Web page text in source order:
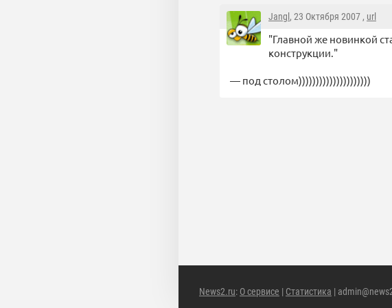
Jangl , 23 Октября 2007 , url
"Главной же новинкой
конструкции."
— под столом)))))))))))))))))))))
News2.ru: О сервисе | Статистика |